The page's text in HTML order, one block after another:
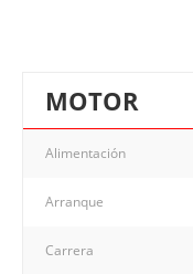
MOTOR
Alimentación
Arranque
Carrera